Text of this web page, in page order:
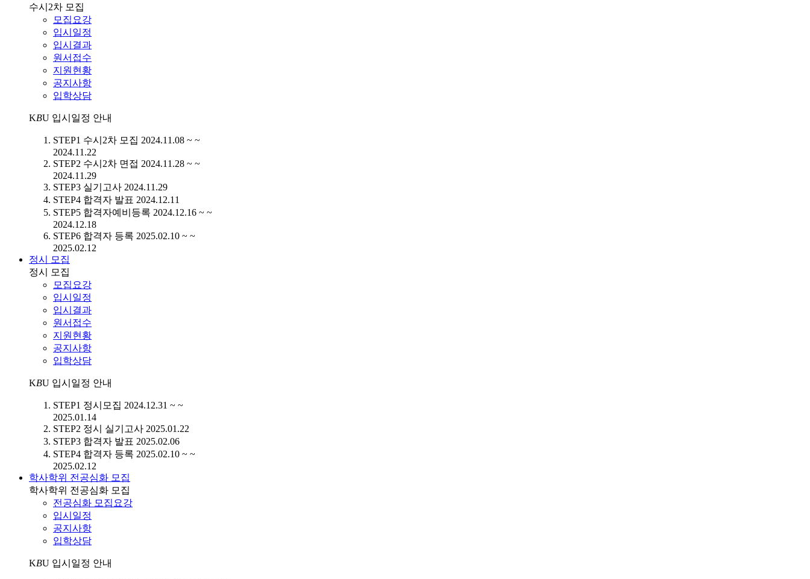
수시2차 모집
모집요강
입시일정
입시결과
원서접수
지원현황
공지사항
입학상담
KBU 입시일정 안내
STEP1 수시2차 모집 2024.11.08 ~ ~
2024.11.22
STEP2 수시2차 면접 2024.11.28 ~ ~
2024.11.29
STEP3 실기고사 2024.11.29
STEP4 합격자 발표 2024.12.11
STEP5 합격자예비등록 2024.12.16 ~ ~
2024.12.18
STEP6 합격자 등록 2025.02.10 ~ ~
2025.02.12
정시 모집
정시 모집
모집요강
입시일정
입시결과
원서접수
지원현황
공지사항
입학상담
KBU 입시일정 안내
STEP1 정시모집 2024.12.31 ~ ~
2025.01.14
STEP2 정시 실기고사 2025.01.22
STEP3 합격자 발표 2025.02.06
STEP4 합격자 등록 2025.02.10 ~ ~
2025.02.12
학사학위 전공심화 모집
학사학위 전공심화 모집
전공심화 모집요강
입시일정
공지사항
입학상담
KBU 입시일정 안내